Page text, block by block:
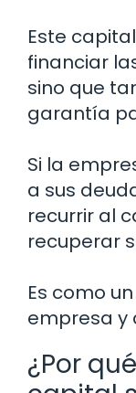
Este
financiar
sino que
garantía
Si la
a sus
recurrir al
recuperar
Es como
empresa y
¿Por